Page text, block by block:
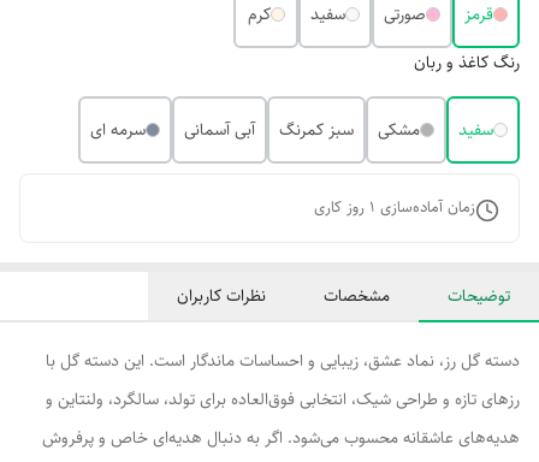
قرمز صورتی سفید
کرم
رنگ کاغذ و ربان
سفید مشکی سبز کمرنگ آبی آسمانی سرمه ای
زمان آماده‌سازی 1 روز کاری
توضیحات مشخصات نظرات کاربران
دسته گل رز، نماد عشق، زیبایی و احساسات ماندگار است. این دسته گل با
رزهای تازه و طراحی شیک، انتخابی فوق‌العاده برای تولد، سالگرد، ولنتاین و
هدیه‌های عاشقانه محسوب می‌شود. اگر به دنبال هدیه‌ای خاص و پرفروش